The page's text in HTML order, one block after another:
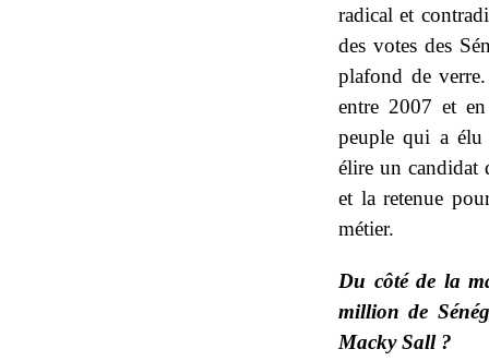
radical et
des votes des
plafond de
entre 2007 et
peuple qui a
élire un candidat
et la retenue
métier.
Du côté de la
million de
Macky Sall ?